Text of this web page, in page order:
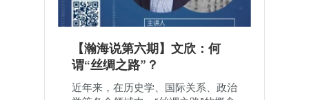
【瀚海说第六期】文欣：何
谓“丝绸之路”？
近年来，在历史学、国际关系、政治